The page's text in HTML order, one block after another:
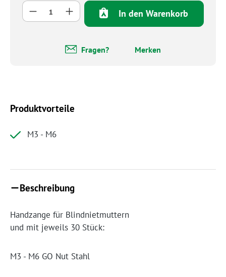
Produkt Anzahl: Gib den gewünschten
In den Warenkorb
Fragen? Merken
Produktvorteile
M3 - M6
Beschreibung
Handzange für Blindnietmuttern
und mit jeweils 30 Stück:
M3 - M6 GO Nut Stahl